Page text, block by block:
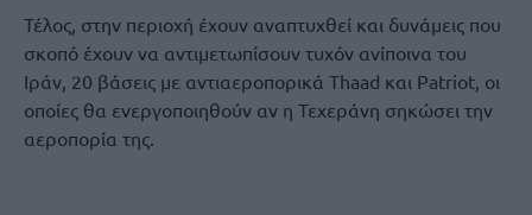
Τέλος, στην περιοχή έχουν αναπτυχθεί και δυνάμεις που
σκοπό έχουν να αντιμετωπίσουν τυχόν ανίποινα του
Ιράν, 20 βάσεις με αντιαεροπορικά Thaad και Patriot, οι
οποίες θα ενεργοποιηθούν αν η Τεχεράνη σηκώσει την
αεροπορία της.